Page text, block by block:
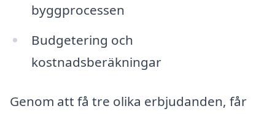
byggprocessen
Budgetering och
kostnadsberäkningar
Genom att få tre olika erbjudanden, får